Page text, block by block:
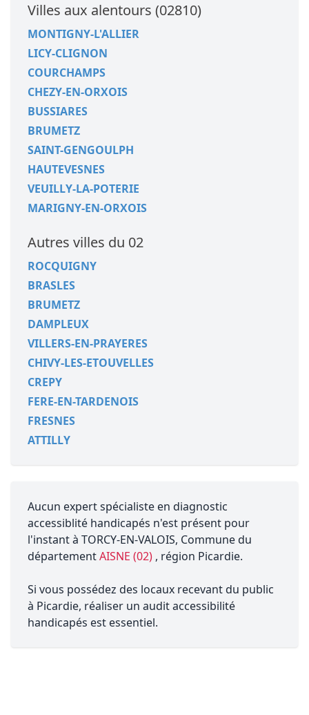
Villes aux alentours (02810)
MONTIGNY-L'ALLIER
LICY-CLIGNON
COURCHAMPS
CHEZY-EN-ORXOIS
BUSSIARES
BRUMETZ
SAINT-GENGOULPH
HAUTEVESNES
VEUILLY-LA-POTERIE
MARIGNY-EN-ORXOIS
Autres villes du 02
ROCQUIGNY
BRASLES
BRUMETZ
DAMPLEUX
VILLERS-EN-PRAYERES
CHIVY-LES-ETOUVELLES
CREPY
FERE-EN-TARDENOIS
FRESNES
ATTILLY
Aucun expert spécialiste en diagnostic
accessiblité handicapés n'est présent pour
l'instant à TORCY-EN-VALOIS, Commune du
départementAISNE (02) , région Picardie.
Si vous possédez des locaux recevant du public
à Picardie, réaliser un audit accessibilité
handicapés est essentiel.